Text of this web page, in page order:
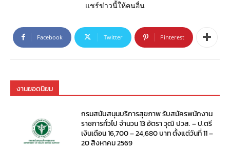
แชร์ข่าวนี้ให้คนอื่น
Facebook Twitter Pinterest
งานยอดนิยม
กรมสนับสนุนบริการสุขภาพ รับสมัครพนักงาน
ราชการทั่วไป จำนวน 13 อัตรา วุฒิ ปวส. – ป.ตรี
เงินเดือน 16,700 – 24,680 บาท ตั้งแต่วันที่ 11 –
20 สิงหาคม 2569